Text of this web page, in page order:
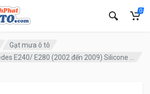
0
Gạt mưa ô tô